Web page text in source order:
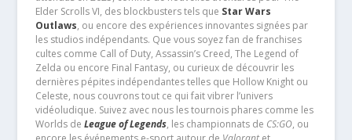
Elder Scrolls VI, des blockbusters tels que Star Wars
Outlaws, ou encore des expériences innovantes signées par
les studios indépendants. Que vous soyez fan de franchises
cultes comme Call of Duty, Assassin’s Creed, The Legend of
Zelda ou encore Final Fantasy, ou curieux de découvrir les
dernières pépites indépendantes telles que Hollow Knight ou
Celeste, nous couvrons tout ce qui fait vibrer l’univers
vidéoludique. Suivez avec nous les tournois phares comme les
Worlds de League of Legends, les championnats de CS:GO, ou